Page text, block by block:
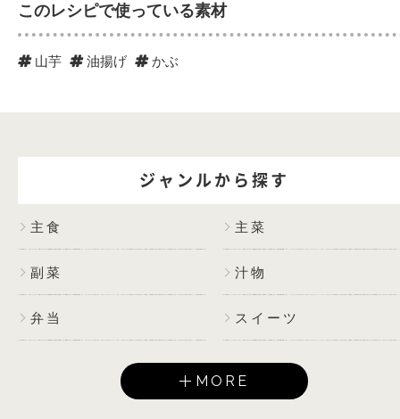
このレシピで使っている素材
山芋 油揚げ かぶ
ジャンルから探す
主食 主菜
副菜 汁物
弁当 スイーツ
MORE